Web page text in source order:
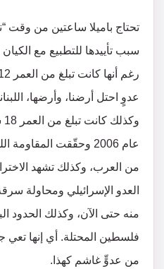
تحتاج باميلا ساعتين من وقت
سبب تأييدها للتطبيع مع
عدوٍ احتل أرضنا، وأرضها،
عام 2006 وحقّقت
من العرب، وكذلك تشهد
العدو الإسرائيلي ومحاولة
منه حتى الآن، وكذلك الحدود
فلسطين المحتلة. أي إنها تعي
من عدوٍّ غاشم كهذا.